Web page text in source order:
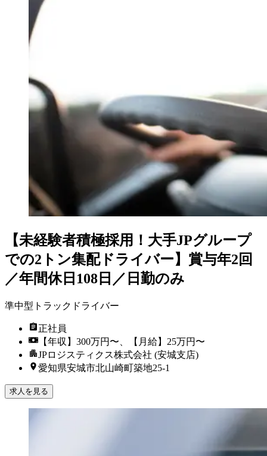
【未経験者積極採用！大手JPグループ
での2トン集配ドライバー】賞与年2回
／年間休日108日／日勤のみ
準中型トラックドライバー
正社員
【年収】300万円〜、【月給】25万円〜
JPロジスティクス株式会社 (安城支店)
愛知県安城市北山崎町築地25-1
求人を見る